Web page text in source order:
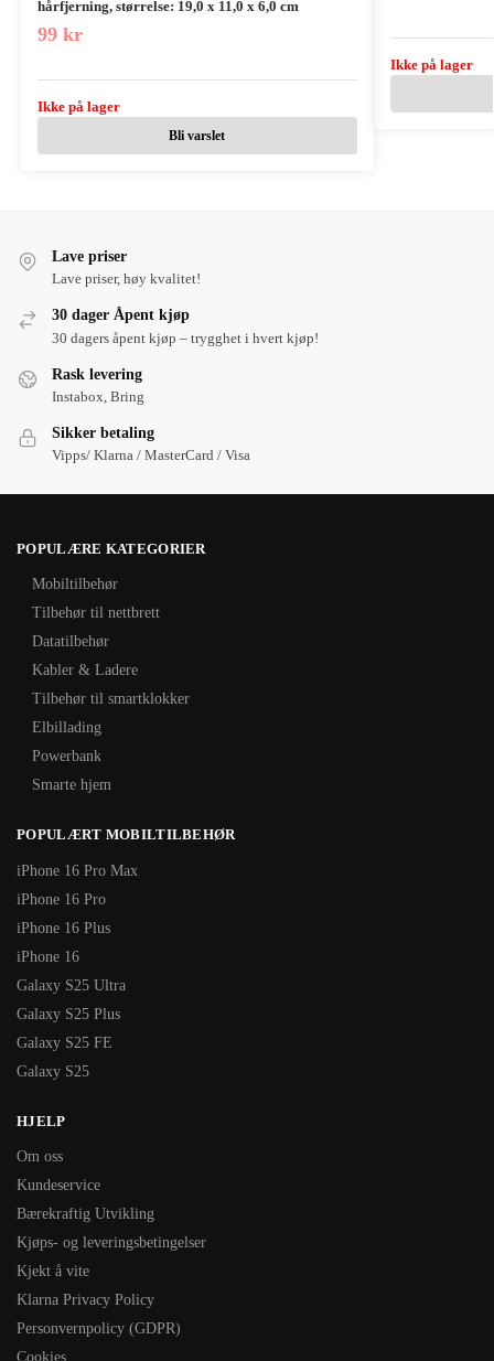
hårfjerning, størrelse: 19,0 x 11,0 x 6,0 cm
99 kr
Ikke på lager
Bli varslet
Ikke på lager
Lave priser
Lave priser, høy kvalitet!
30 dager Åpent kjøp
30 dagers åpent kjøp – trygghet i hvert kjøp!
Rask levering
Instabox, Bring
Sikker betaling
Vipps/ Klarna / MasterCard / Visa
POPULÆRE KATEGORIER
Mobiltilbehør
Tilbehør til nettbrett
Datatilbehør
Kabler & Ladere
Tilbehør til smartklokker
Elbillading
Powerbank
Smarte hjem
POPULÆRT MOBILTILBEHØR
iPhone 16 Pro Max
iPhone 16 Pro
iPhone 16 Plus
iPhone 16
Galaxy S25 Ultra
Galaxy S25 Plus
Galaxy S25 FE
Galaxy S25
HJELP
Om oss
Kundeservice
Bærekraftig Utvikling
Kjøps- og leveringsbetingelser
Kjekt å vite
Klarna Privacy Policy
Personvernpolicy (GDPR)
Cookies